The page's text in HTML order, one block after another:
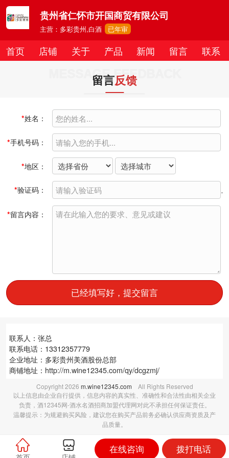
贵州省仁怀市开国商贸有限公司
主营：多彩贵州,白酒 已年审
首页 店铺 关于 产品 新闻 留言 联系
MESSAGE FEEDBACK
留言反馈
*姓名：
*手机号码：
*地区：
*验证码：
*留言内容：
已经填写好，提交留言
联系人：张总
联系电话：13312357779
企业地址：多彩贵州美酒股份总部
商铺地址： http://m.wine12345.com/qy/dcgzmj/
Copyright2026 m.wine12345.com All Rights Reserved
以上信息由企业自行提供，信息内容的真实性、准确性和合法性由相关企业
负责，酒12345网-酒水名酒招商加盟代理网对此不承担任何保证责任。
温馨提示：为规避购买风险，建议您在购买产品前务必确认供应商资质及产
品质量。
在线咨询 拨打电话